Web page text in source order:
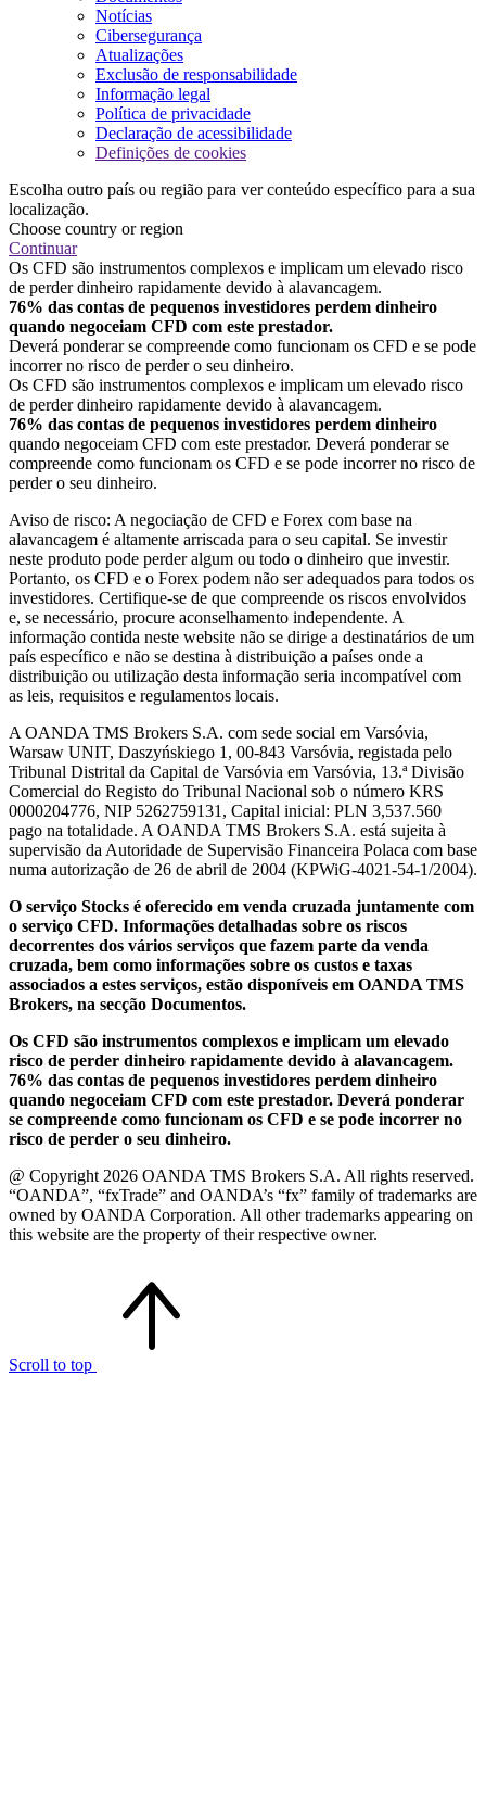
Notícias
Cibersegurança
Atualizações
Exclusão de responsabilidade
Informação legal
Política de privacidade
Declaração de acessibilidade
Definições de cookies
Escolha outro país ou região para ver conteúdo específico para a sua
localização.
Choose country or region
Continuar
Os CFD são instrumentos complexos e implicam um elevado risco
de perder dinheiro rapidamente devido à alavancagem.
76% das contas de pequenos investidores perdem dinheiro
quando negoceiam CFD com este prestador.
Deverá ponderar se compreende como funcionam os CFD e se pode
incorrer no risco de perder o seu dinheiro.
Os CFD são instrumentos complexos e implicam um elevado risco
de perder dinheiro rapidamente devido à alavancagem.
76% das contas de pequenos investidores perdem dinheiro
quando negoceiam CFD com este prestador. Deverá ponderar se
compreende como funcionam os CFD e se pode incorrer no risco de
perder o seu dinheiro.
Aviso de risco: A negociação de CFD e Forex com base na
alavancagem é altamente arriscada para o seu capital. Se investir
neste produto pode perder algum ou todo o dinheiro que investir.
Portanto, os CFD e o Forex podem não ser adequados para todos os
investidores. Certifique-se de que compreende os riscos envolvidos
e, se necessário, procure aconselhamento independente. A
informação contida neste website não se dirige a destinatários de um
país específico e não se destina à distribuição a países onde a
distribuição ou utilização desta informação seria incompatível com
as leis, requisitos e regulamentos locais.
A OANDA TMS Brokers S.A. com sede social em Varsóvia,
Warsaw UNIT, Daszyńskiego 1, 00-843 Varsóvia, registada pelo
Tribunal Distrital da Capital de Varsóvia em Varsóvia, 13.ª Divisão
Comercial do Registo do Tribunal Nacional sob o número KRS
0000204776, NIP 5262759131, Capital inicial: PLN 3,537.560
pago na totalidade. A OANDA TMS Brokers S.A. está sujeita à
supervisão da Autoridade de Supervisão Financeira Polaca com base
numa autorização de 26 de abril de 2004 (KPWiG-4021-54-1/2004).
O serviço Stocks é oferecido em venda cruzada juntamente com
o serviço CFD. Informações detalhadas sobre os riscos
decorrentes dos vários serviços que fazem parte da venda
cruzada, bem como informações sobre os custos e taxas
associados a estes serviços, estão disponíveis em OANDA TMS
Brokers, na secção Documentos.
Os CFD são instrumentos complexos e implicam um elevado
risco de perder dinheiro rapidamente devido à alavancagem.
76% das contas de pequenos investidores perdem dinheiro
quando negoceiam CFD com este prestador. Deverá ponderar
se compreende como funcionam os CFD e se pode incorrer no
risco de perder o seu dinheiro.
@ Copyright 2026 OANDA TMS Brokers S.A. All rights reserved.
“OANDA”, “fxTrade” and OANDA’s “fx” family of trademarks are
owned by OANDA Corporation. All other trademarks appearing on
this website are the property of their respective owner.
Scroll to top